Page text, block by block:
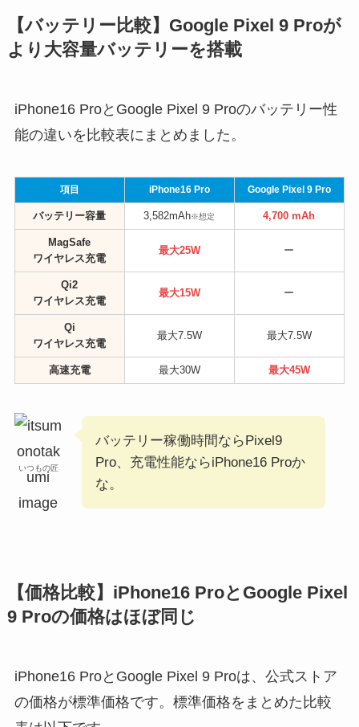
【バッテリー比較】Google Pixel 9 Proが
より大容量バッテリーを搭載
iPhone16 ProとGoogle Pixel 9 Proのバッテリー性
能の違いを比較表にまとめました。
項目 iPhone16 Pro Google Pixel 9 Pro
バッテリー容量 3,582mAh※想定 4,700 mAh
MagSafe
ワイヤレス充電
最大25W ー
Qi2
ワイヤレス充電
最大15W ー
Qi
ワイヤレス充電
最大7.5W 最大7.5W
高速充電 最大30W 最大45W
いつもの匠
バッテリー稼働時間ならPixel9
Pro、充電性能ならiPhone16 Proか
な。
【価格比較】iPhone16 ProとGoogle Pixel
9 Proの価格はほぼ同じ
iPhone16 ProとGoogle Pixel 9 Proは、公式ストア
の価格が標準価格です。標準価格をまとめた比較